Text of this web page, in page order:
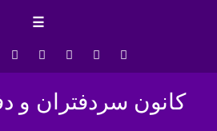
☰
کانون سردفتران و